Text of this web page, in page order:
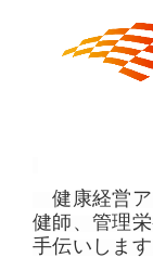
健康経営ア
健師、管理
手伝い します